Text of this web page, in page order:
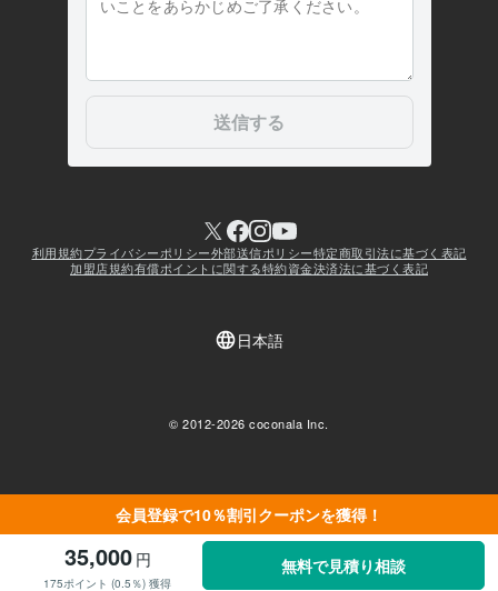
会員登録で10％割引クーポンを獲得！
35,000 円
175ポイント (0.5％) 獲得
無料で見積り相談